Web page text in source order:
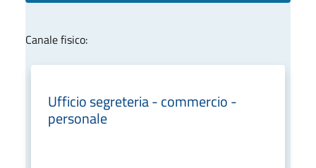
Canale fisico:
Ufficio segreteria - commercio -
personale